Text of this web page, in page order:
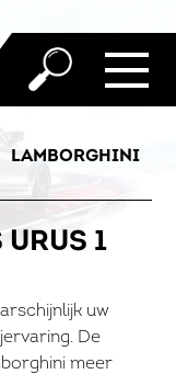
LAMBORGHINI
1
uw
De
meer